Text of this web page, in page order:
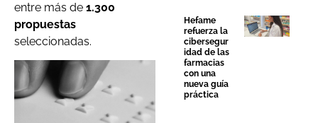
entre más de 1.300
propuestas
seleccionadas.
Hefame
refuerza la
cibersegur
idad de las
farmacias
con una
nueva guía
práctica